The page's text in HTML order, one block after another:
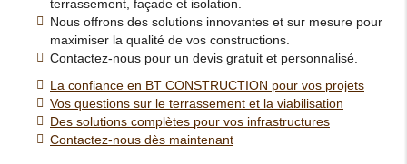
terrassement, façade et isolation.
Nous offrons des solutions innovantes et sur mesure pour
maximiser la qualité de vos constructions.
Contactez-nous pour un devis gratuit et personnalisé.
La confiance en BT CONSTRUCTION pour vos projets
Vos questions sur le terrassement et la viabilisation
Des solutions complètes pour vos infrastructures
Contactez-nous dès maintenant